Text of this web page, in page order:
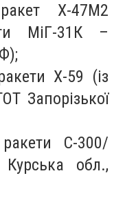
Х-47М2
МіГ-31К –
Х-59 (із
Запорізької
С-300/
Курська обл.,